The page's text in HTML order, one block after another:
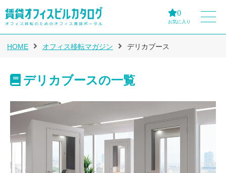
0
お気に入り
HOME オフィス移転マガジン デリカブース
デリカブースの一覧